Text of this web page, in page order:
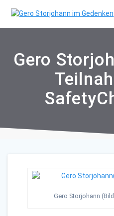
to
Gero
Gero Storjohann